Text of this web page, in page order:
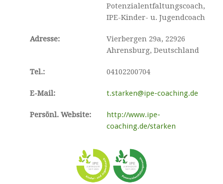
Potenzialentfaltungscoach,
IPE-Kinder- u. Jugendcoach
Adresse:
Vierbergen 29a, 22926
Ahrensburg, Deutschland
Tel.: 04102200704
E-Mail: t.starken@ipe-coaching.de
Persönl. Website:
http://www.ipe-
coaching.de/starken